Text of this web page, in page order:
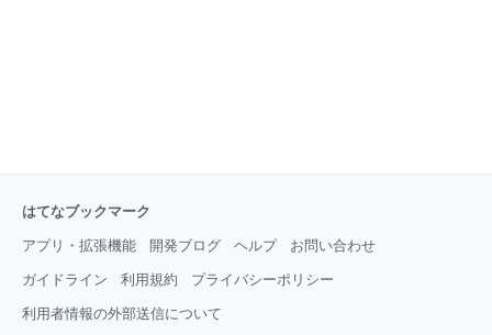
はてなブックマーク
アプリ・拡張機能 開発ブログ ヘルプ お問い合わせ
ガイドライン 利用規約 プライバシーポリシー
利用者情報の外部送信について